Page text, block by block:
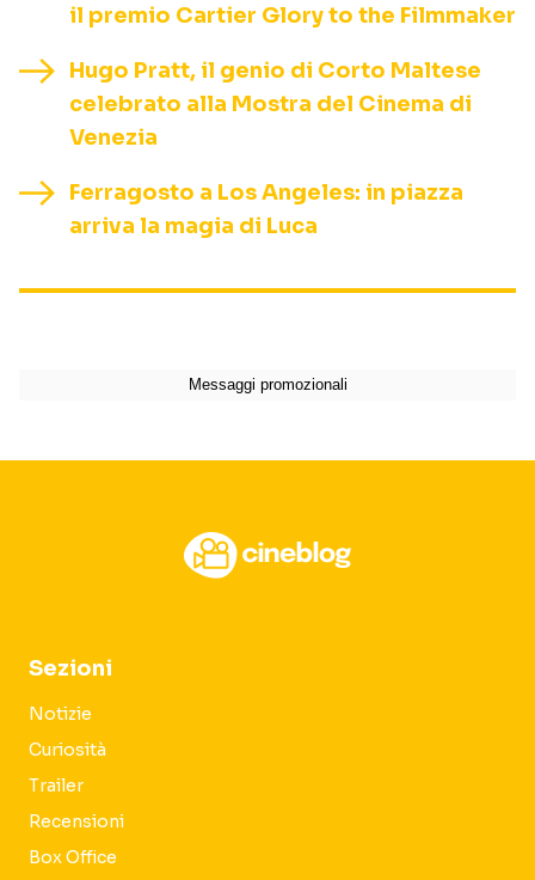
il premio Cartier Glory to the Filmmaker
Hugo Pratt, il genio di Corto Maltese
celebrato alla Mostra del Cinema di
Venezia
Ferragosto a Los Angeles: in piazza
arriva la magia di Luca
Sezioni
Notizie
Curiosità
Trailer
Recensioni
Box Office